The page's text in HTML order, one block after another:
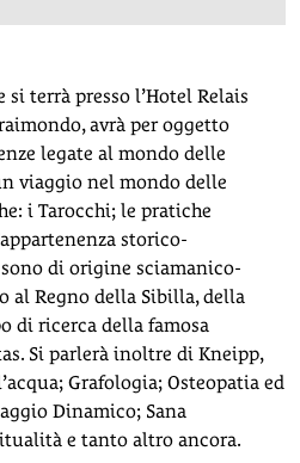
terrà presso l’Hotel Relais
avrà per oggetto
legate al mondo delle
viaggio nel mondo delle
i Tarocchi; le pratiche
storico-
di origine sciamanico-
al Regno della Sibilla, della
di ricerca della famosa
Si parlerà inoltre di Kneipp,
Grafologia; Osteopatia ed
Dinamico; Sana
e tanto altro ancora.